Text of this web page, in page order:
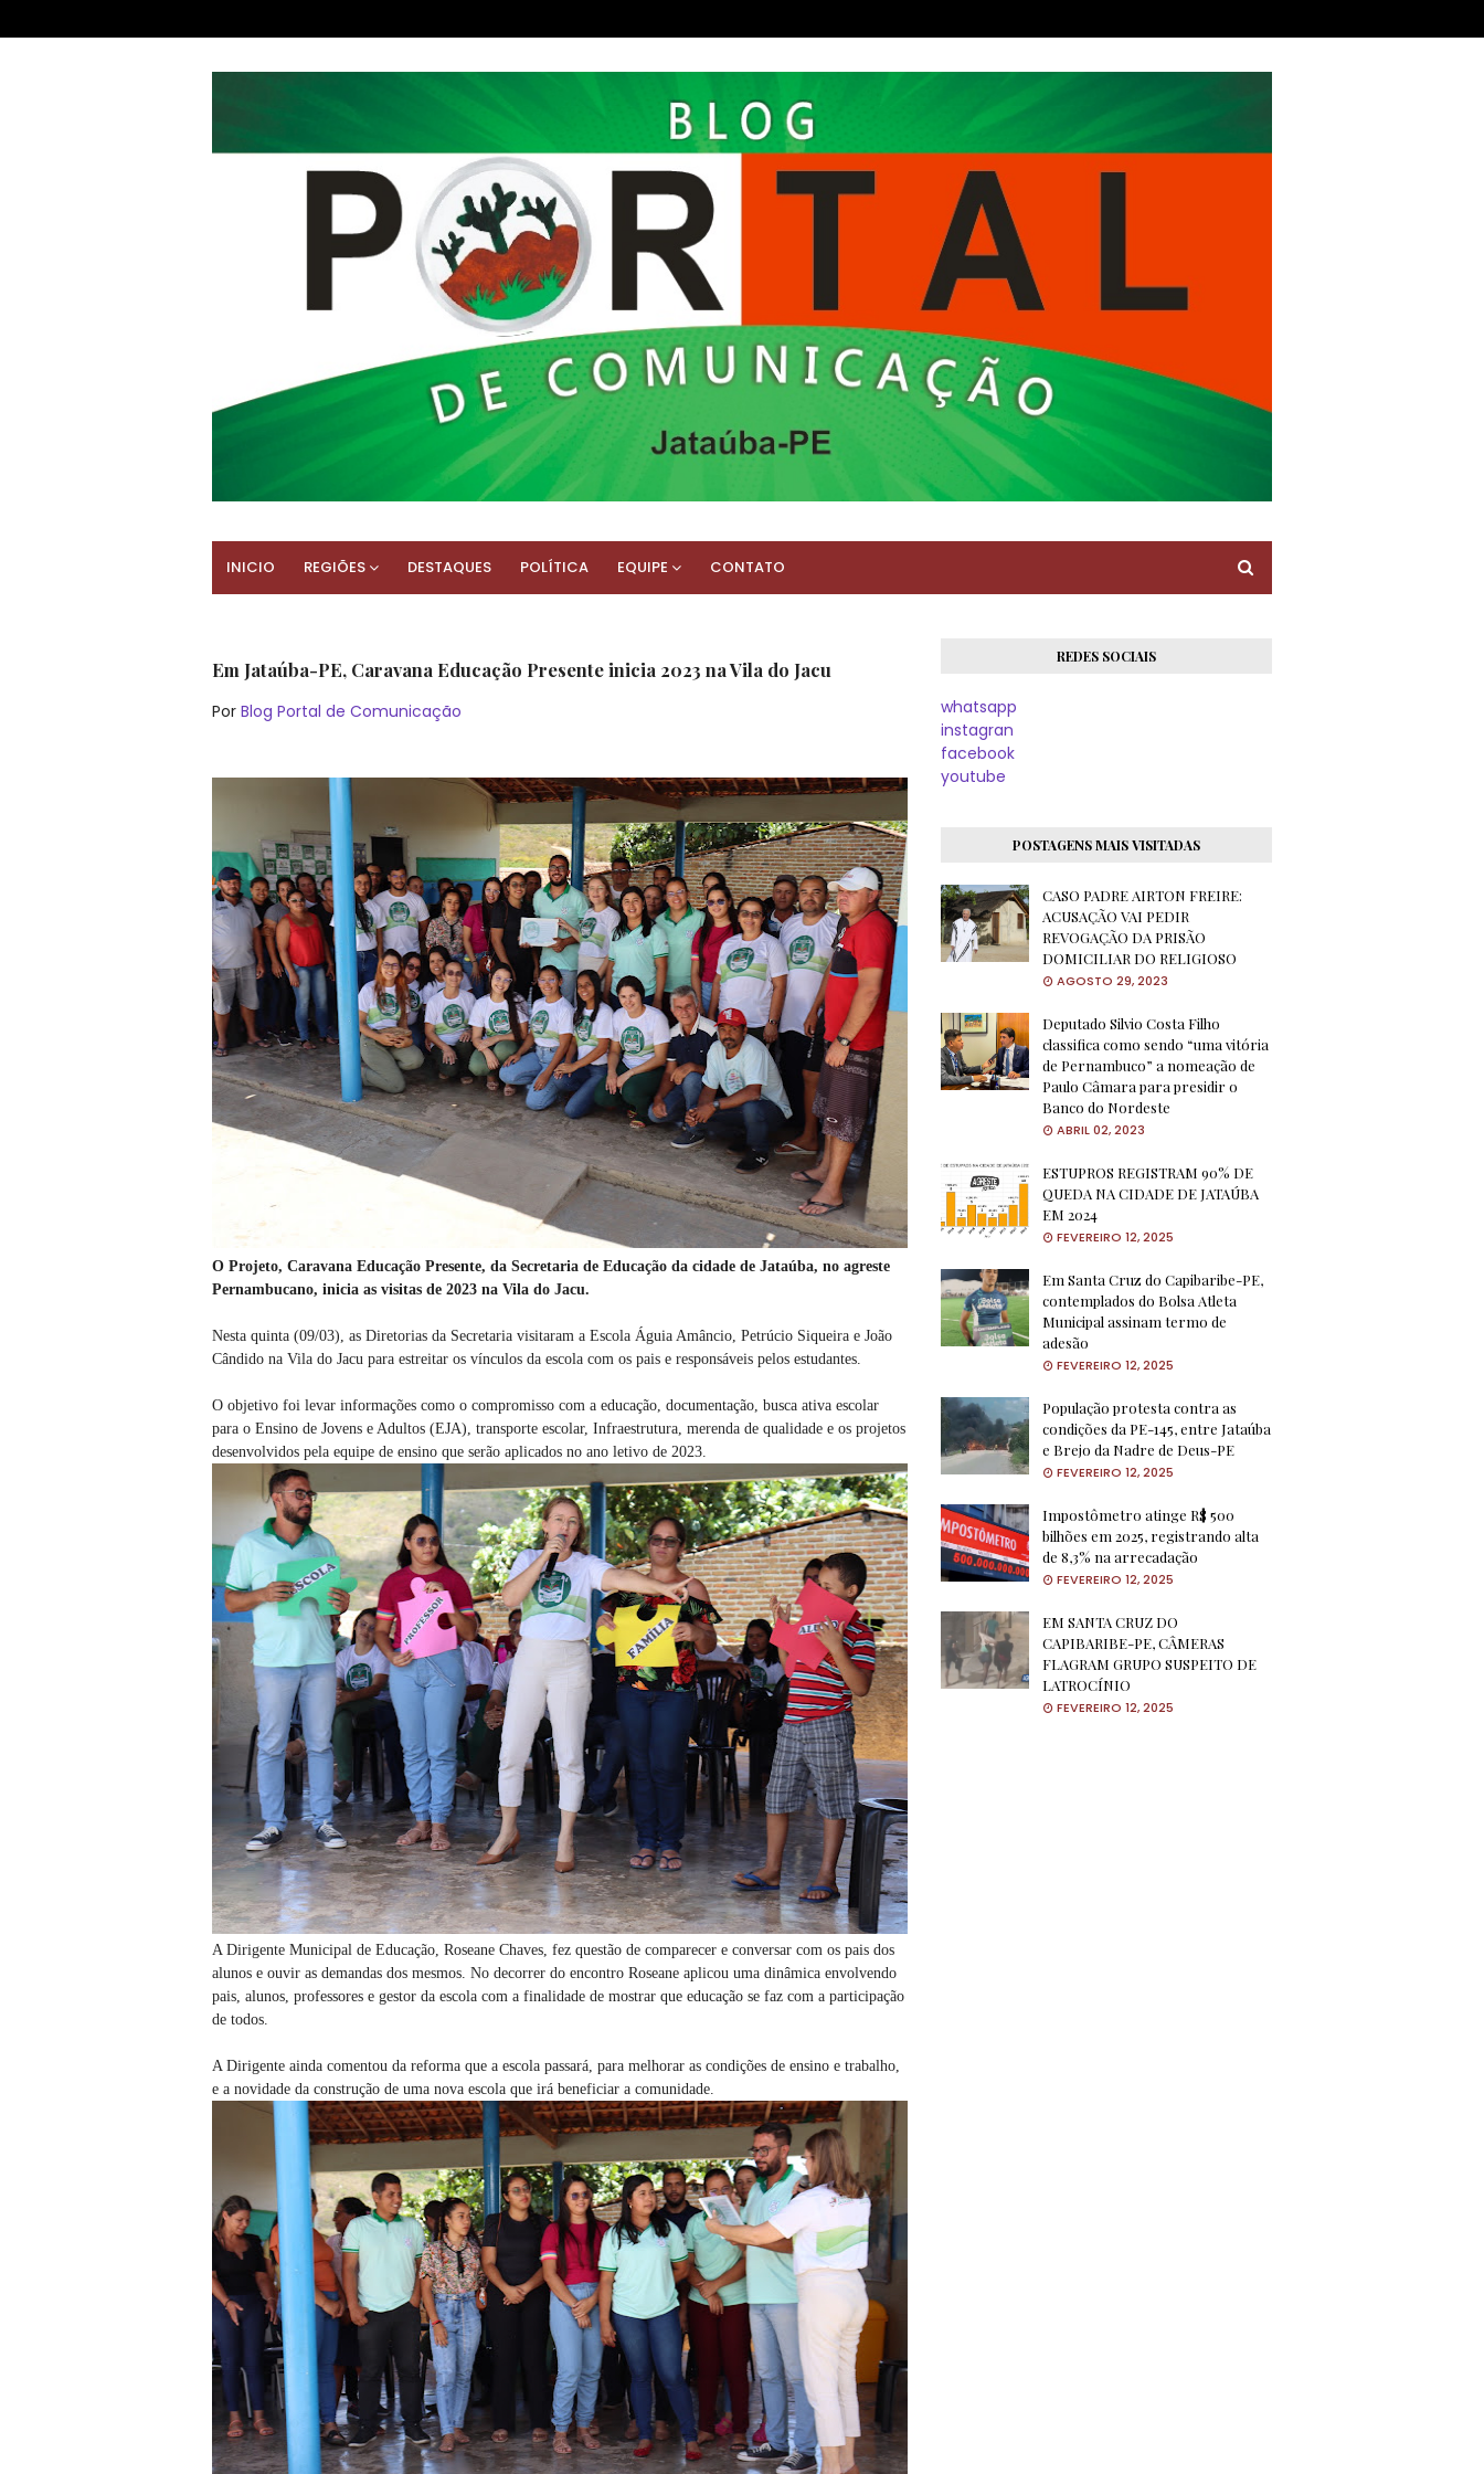
INICIO REGIÕES DESTAQUES POLÍTICA EQUIPE CONTATO
Em Jataúba-PE, Caravana Educação Presente inicia 2023 na Vila do Jacu
Por Blog Portal de Comunicação
O Projeto, Caravana Educação Presente, da Secretaria de Educação da cidade de Jataúba, no agreste
Pernambucano, inicia as visitas de 2023 na Vila do Jacu.
Nesta quinta (09/03), as Diretorias da Secretaria visitaram a Escola Águia Amâncio, Petrúcio Siqueira e João
Cândido na Vila do Jacu para estreitar os vínculos da escola com os pais e responsáveis pelos estudantes.
O objetivo foi levar informações como o compromisso com a educação, documentação, busca ativa escolar
para o Ensino de Jovens e Adultos (EJA), transporte escolar, Infraestrutura, merenda de qualidade e os projetos
desenvolvidos pela equipe de ensino que serão aplicados no ano letivo de 2023.
A Dirigente Municipal de Educação, Roseane Chaves, fez questão de comparecer e conversar com os pais dos
alunos e ouvir as demandas dos mesmos. No decorrer do encontro Roseane aplicou uma dinâmica envolvendo
pais, alunos, professores e gestor da escola com a finalidade de mostrar que educação se faz com a participação
de todos.
A Dirigente ainda comentou da reforma que a escola passará, para melhorar as condições de ensino e trabalho,
e a novidade da construção de uma nova escola que irá beneficiar a comunidade.
REDES SOCIAIS
whatsapp
instagran
facebook
youtube
POSTAGENS MAIS VISITADAS
CASO PADRE AIRTON FREIRE:
ACUSAÇÃO VAI PEDIR
REVOGAÇÃO DA PRISÃO
DOMICILIAR DO RELIGIOSO
AGOSTO 29, 2023
Deputado Silvio Costa Filho
classifica como sendo “uma vitória
de Pernambuco” a nomeação de
Paulo Câmara para presidir o
Banco do Nordeste
ABRIL 02, 2023
ESTUPROS REGISTRAM 90% DE
QUEDA NA CIDADE DE JATAÚBA
EM 2024
FEVEREIRO 12, 2025
Em Santa Cruz do Capibaribe-PE,
contemplados do Bolsa Atleta
Municipal assinam termo de
adesão
FEVEREIRO 12, 2025
População protesta contra as
condições da PE-145, entre Jataúba
e Brejo da Nadre de Deus-PE
FEVEREIRO 12, 2025
Impostômetro atinge R$ 500
bilhões em 2025, registrando alta
de 8,3% na arrecadação
FEVEREIRO 12, 2025
EM SANTA CRUZ DO
CAPIBARIBE-PE, CÂMERAS
FLAGRAM GRUPO SUSPEITO DE
LATROCÍNIO
FEVEREIRO 12, 2025